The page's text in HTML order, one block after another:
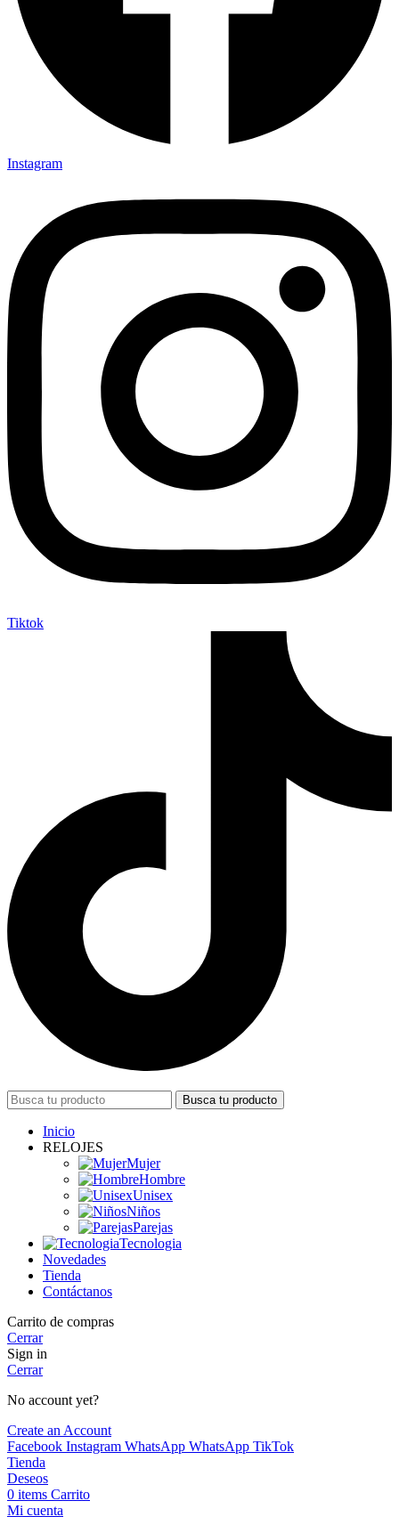
Instagram
Tiktok
Busca tu producto
Inicio
RELOJES
Mujer
Hombre
Unisex
Niños
Parejas
Tecnologia
Novedades
Tienda
Contáctanos
Carrito de compras
Cerrar
Sign in
Cerrar
No account yet?
Create an Account
Facebook Instagram WhatsApp WhatsApp TikTok
Tienda
Deseos
0 items Carrito
Mi cuenta